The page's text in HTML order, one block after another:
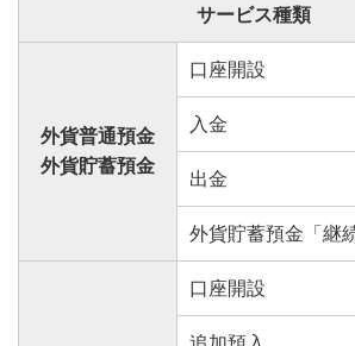
サービス種類
外貨普通預金
外貨貯蓄預金
口座開設
入金
出金
外貨貯蓄預金「継
口座開設